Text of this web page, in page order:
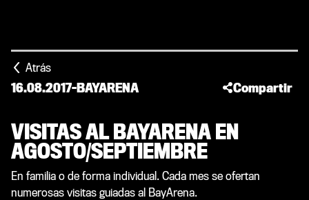
Atrás
16.08.2017-BAYARENA Compartir
VISITAS AL BAYARENA EN
AGOSTO/SEPTIEMBRE
En familia o de forma individual. Cada mes se ofertan
numerosas visitas guiadas al BayArena.